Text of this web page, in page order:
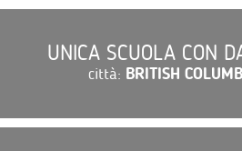
UNICA SCUOLA CON
città: BRITISH